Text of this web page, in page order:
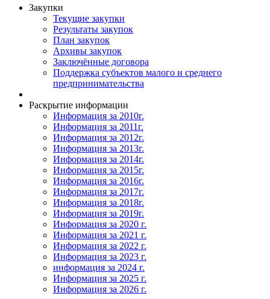
Закупки
Текущие закупки
Результаты закупок
План закупок
Архивы закупок
Заключённые договора
Поддержка субъектов малого и среднего
предпринимательства
Раскрытие информации
Информация за 2010г.
Информация за 2011г.
Информация за 2012г.
Информация за 2013г.
Информация за 2014г.
Информация за 2015г.
Информация за 2016г.
Информация за 2017г.
Информация за 2018г.
Информация за 2019г.
Информация за 2020 г.
Информация за 2021 г.
Информация за 2022 г.
Информация за 2023 г.
информация за 2024 г.
Информация за 2025 г.
Информация за 2026 г.